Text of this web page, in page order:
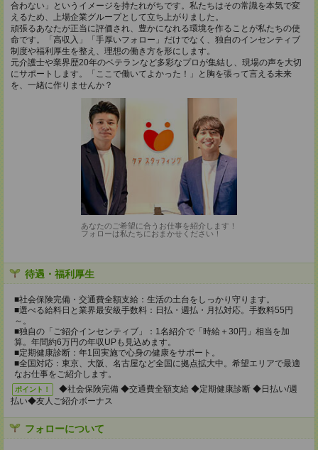
合わない」というイメージを持たれがちです。私たちはその常識を本気で変
えるため、上場企業グループとして立ち上がりました。
頑張るあなたが正当に評価され、豊かになれる環境を作ることが私たちの使
命です。「高収入」「手厚いフォロー」だけでなく、独自のインセンティブ
制度や福利厚生を整え、理想の働き方を形にします。
元介護士や業界歴20年のベテランなど多彩なプロが集結し、現場の声を大切
にサポートします。「ここで働いてよかった！」と胸を張って言える未来
を、一緒に作りませんか？
あなたのご希望に合うお仕事を紹介します！
フォローは私たちにおまかせください！
待遇・福利厚生
■社会保険完備・交通費全額支給：生活の土台をしっかり守ります。
■選べる給料日と業界最安級手数料：日払・週払・月払対応。手数料55円
～。
■独自の「ご紹介インセンティブ」：1名紹介で「時給＋30円」相当を加
算。年間約6万円の年収UPも見込めます。
■定期健康診断：年1回実施で心身の健康をサポート。
■全国対応：東京、大阪、名古屋など全国に拠点拡大中。希望エリアで最適
なお仕事をご紹介します。
ポイント！
◆社会保険完備 ◆交通費全額支給 ◆定期健康診断 ◆日払い/週
払い◆友人ご紹介ボーナス
フォローについて